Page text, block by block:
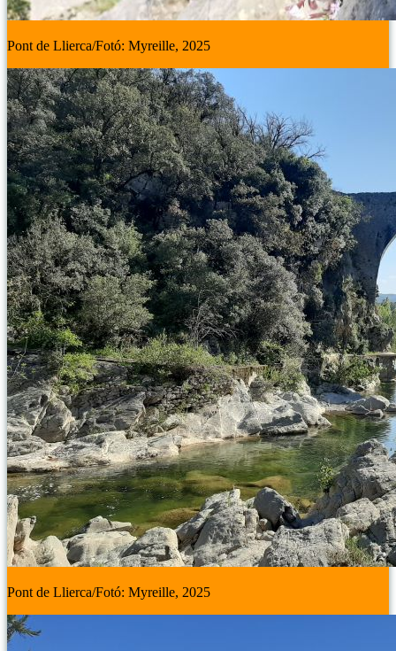
Pont de Llierca/Fotó: Myreille, 2025
Pont de Llierca/Fotó: Myreille, 2025